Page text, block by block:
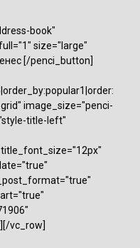
book"
size="large"
[/penci_button]
image_size="penci-
title-left"
vc_row]